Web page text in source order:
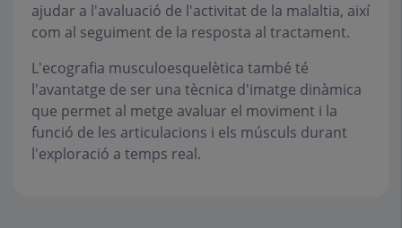
ajudar a l'avaluació de l'activitat de la malaltia, així
com al seguiment de la resposta al tractament.
L'ecografia musculoesquelètica també té
l'avantatge de ser una tècnica d'imatge dinàmica
que permet al metge avaluar el moviment i la
funció de les articulacions i els músculs durant
l'exploració a temps real.